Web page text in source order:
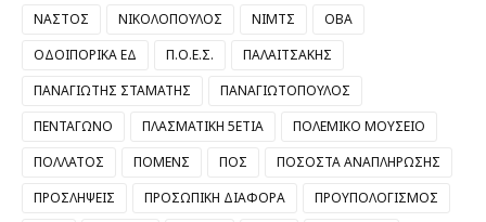
ΝΑΣΤΟΣ
ΝΙΚΟΛΟΠΟΥΛΟΣ ΝΙΜΤΣ
ΟΒΑ
ΟΔΟΙΠΟΡΙΚΑ ΕΔ
Π.Ο.Ε.Σ.
ΠΑΛΑΙΤΣΑΚΗΣ
ΠΑΝΑΓΙΩΤΗΣ ΣΤΑΜΑΤΗΣ
ΠΑΝΑΓΙΩΤΟΠΟΥΛΟΣ
ΠΕΝΤΑΓΩΝΟ
ΠΛΑΣΜΑΤΙΚΗ 5ΕΤΙΑ
ΠΟΛΕΜΙΚΟ ΜΟΥΣΕΙΟ
ΠΟΛΛΑΤΟΣ
ΠΟΜΕΝΣ ΠΟΣ
ΠΟΣΟΣΤΑ ΑΝΑΠΛΗΡΩΣΗΣ
ΠΡΟΣΛΗΨΕΙΣ
ΠΡΟΣΩΠΙΚΗ ΔΙΑΦΟΡΑ
ΠΡΟΥΠΟΛΟΓΙΣΜΟΣ